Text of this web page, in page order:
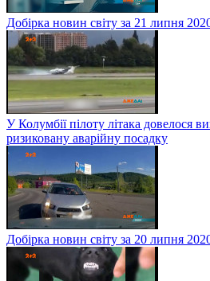
Добірка новин світу за 21 липня
У Колумбії пілоту літака довелося
ризиковану аварійну посадку
Добірка новин світу за 20 липня